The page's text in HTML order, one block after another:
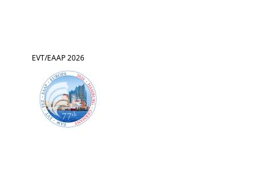
EVT/EAAP 2026